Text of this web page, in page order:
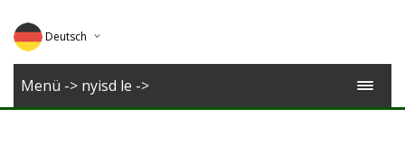
Deutsch
English
Menü -> nyisd le ->